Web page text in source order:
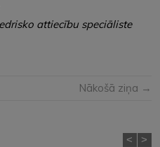
attiecību speciāliste
Nākošā ziņa →
< >